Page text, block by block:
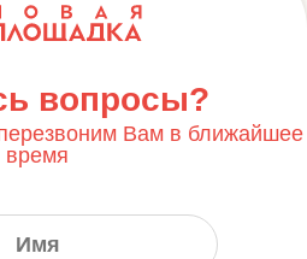
вопросы?
Вам в ближайшее
время